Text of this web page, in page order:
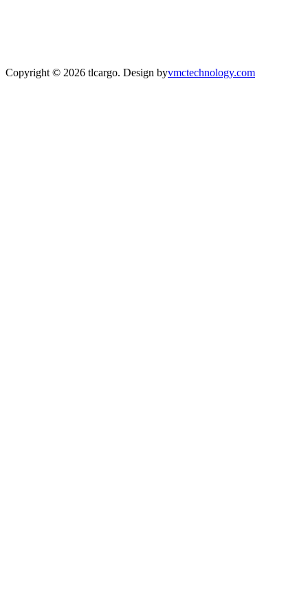
Copyright © 2026 tlcargo. Design byvmctechnology.com